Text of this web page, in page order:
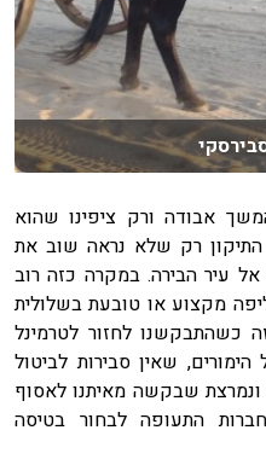
אבודה ורק ציפינו שהוא
רק שלא נראה שוב את
עיר הבירה. במקרה כזה רוב
מקצוע או טובעת בשלולית
כשהתבקשנו לחזור לטרמינל
שאין סבירות לביטול
שבקשה מאיתנו לאסוף
התעופה לבחור בטיסה